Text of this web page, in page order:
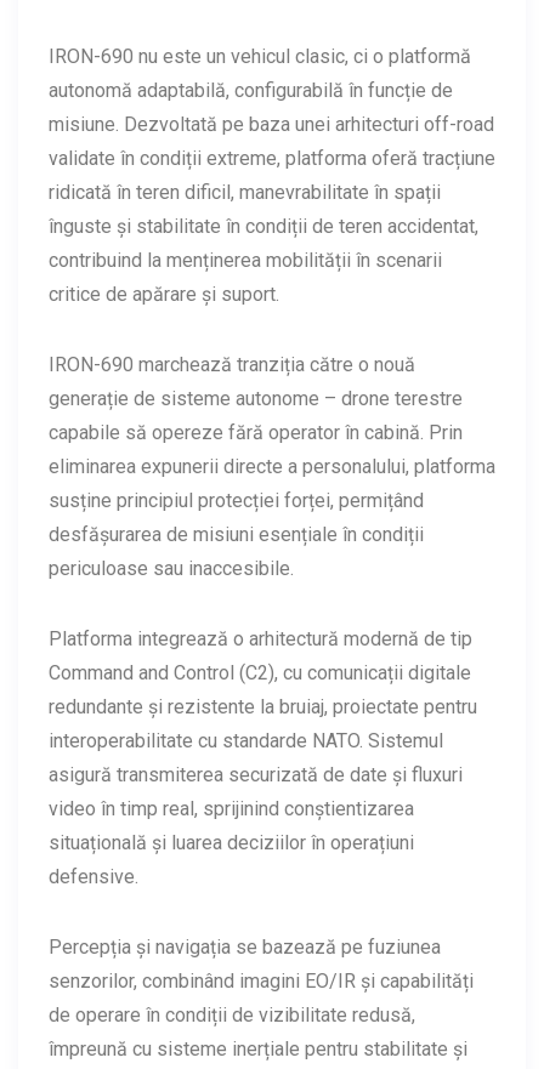
IRON-690 nu este un vehicul clasic, ci o platformă
autonomă adaptabilă, configurabilă în funcție de
misiune. Dezvoltată pe baza unei arhitecturi off-road
validate în condiții extreme, platforma oferă tracțiune
ridicată în teren dificil, manevrabilitate în spații
înguste și stabilitate în condiții de teren accidentat,
contribuind la menținerea mobilității în scenarii
critice de apărare și suport.
IRON-690 marchează tranziția către o nouă
generație de sisteme autonome – drone terestre
capabile să opereze fără operator în cabină. Prin
eliminarea expunerii directe a personalului, platforma
susține principiul protecției forței, permițând
desfășurarea de misiuni esențiale în condiții
periculoase sau inaccesibile.
Platforma integrează o arhitectură modernă de tip
Command and Control (C2), cu comunicații digitale
redundante și rezistente la bruiaj, proiectate pentru
interoperabilitate cu standarde NATO. Sistemul
asigură transmiterea securizată de date și fluxuri
video în timp real, sprijinind conștientizarea
situațională și luarea deciziilor în operațiuni
defensive.
Percepția și navigația se bazează pe fuziunea
senzorilor, combinând imagini EO/IR și capabilități
de operare în condiții de vizibilitate redusă,
împreună cu sisteme inerțiale pentru stabilitate și